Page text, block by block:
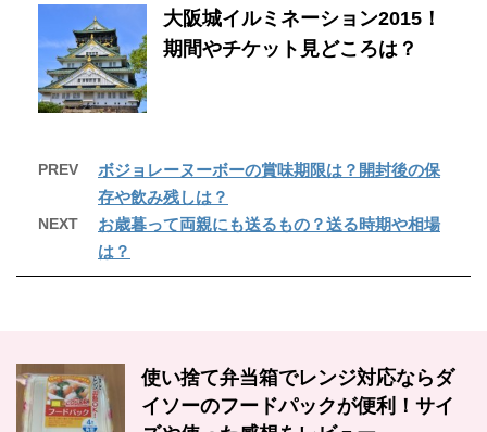
大阪城イルミネーション2015！
期間やチケット見どころは？
PREV
ボジョレーヌーボーの賞味期限は？開封後の保
存や飲み残しは？
NEXT
お歳暮って両親にも送るもの？送る時期や相場
は？
使い捨て弁当箱でレンジ対応ならダ
イソーのフードパックが便利！サイ